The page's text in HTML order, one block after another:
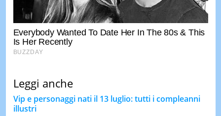
Leggi anche
Vip e personaggi nati il 13 luglio: tutti i compleanni
illustri